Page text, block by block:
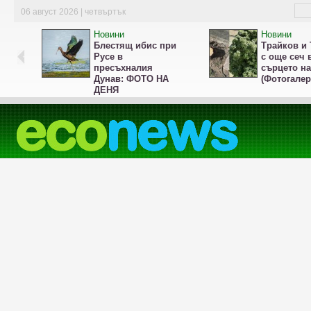
06 август 2026 | четвъртък
Новини
Блестящ ибис при
Русе в
пресъхналия
Дунав: ФОТО НА
ДЕНЯ
Новини
Трайков и
с още сеч
сърцето